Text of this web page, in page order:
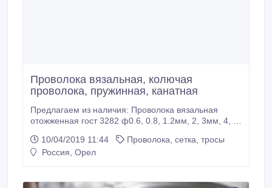
Проволока вязальная, колючая
проволока, пружинная, канатная
Предлагаем из наличия: Проволока вязальная
отожженная гост 3282 ф0.6, 0.8, 1.2мм, 2, 3мм, 4, 5,
оцинкованная, торговая ОК оцинкованная гост 3282
1.5мм, 1.6, 1.8, 2мм, 3, 4, 5мм мотки 200 -700кг
10/04/2019 11:44
Проволока, сетка, тросы
Россия, Орел